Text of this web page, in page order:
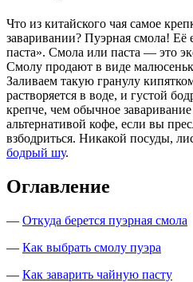
Что из китайского чая самое
заваривании? Пуэрная смола! Её
паста». Смола или паста — это
Смолу продают в виде
Заливаем такую гранулу
растворяется в воде, и густой
крепче, чем обычное
альтернативой кофе, если вы
взбодриться. Никакой посуды,
бодрый шу.
Оглавление
— Откуда берется пуэрная смола
— Как выбрать смолу пуэра
— Как заварить чайную пасту